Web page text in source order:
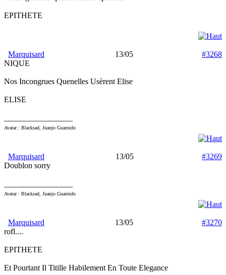
EPITHETE
Marquisard 13/05
#3268
NIQUE
Nos Incongrues Quenelles Usèrent Elise
ELISE
Avatar : Blacksad, Juanjo Guarnido
Marquisard 13/05
#3269
Doublon sorry
Avatar : Blacksad, Juanjo Guarnido
Marquisard 13/05
#3270
rofl....
EPITHETE
Et Pourtant Il Titille Habilement En Toute Elegance